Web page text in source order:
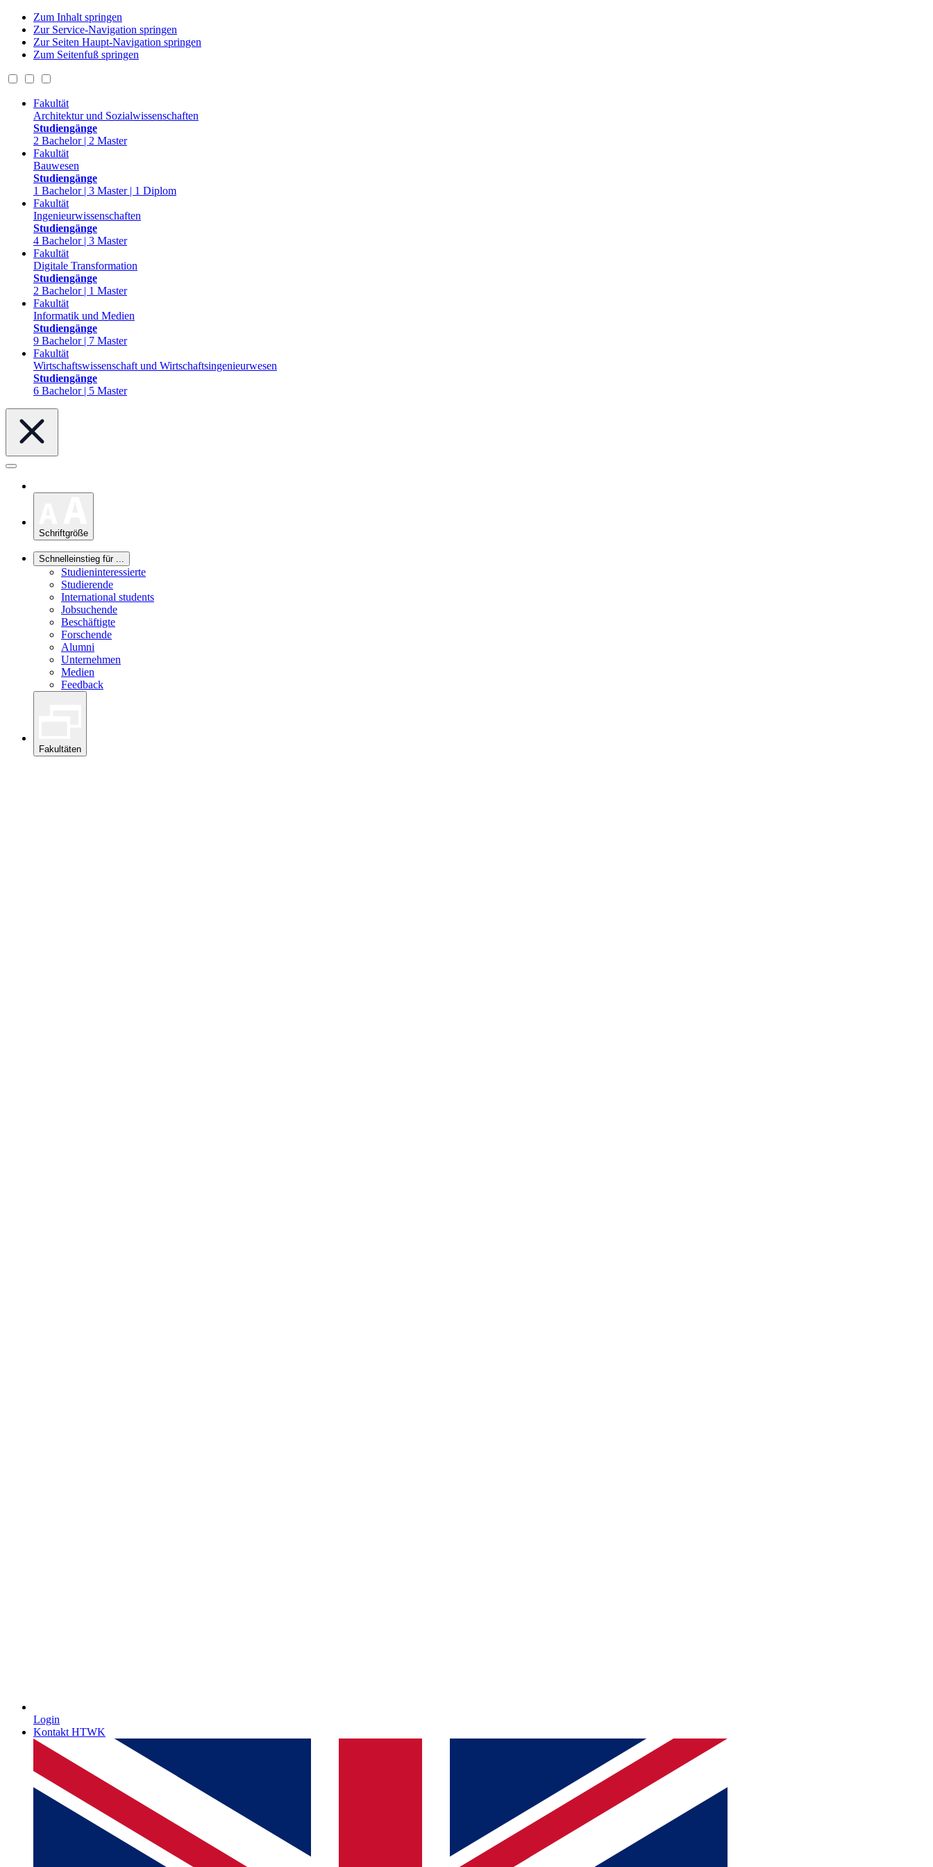
Zum Inhalt springen
Zur Service-Navigation springen
Zur Seiten Haupt-Navigation springen
Zum Seitenfuß springen
Fakultät
Architektur und Sozialwissenschaften
Studiengänge
2 Bachelor | 2 Master
Fakultät
Bauwesen
Studiengänge
1 Bachelor | 3 Master | 1 Diplom
Fakultät
Ingenieurwissenschaften
Studiengänge
4 Bachelor | 3 Master
Fakultät
Digitale Transformation
Studiengänge
2 Bachelor | 1 Master
Fakultät
Informatik und Medien
Studiengänge
9 Bachelor | 7 Master
Fakultät
Wirtschaftswissenschaft und Wirtschaftsingenieurwesen
Studiengänge
6 Bachelor | 5 Master
Schriftgröße
Schnelleinstieg für ...
Studieninteressierte
Studierende
International students
Jobsuchende
Beschäftigte
Forschende
Alumni
Unternehmen
Medien
Feedback
Fakultäten
Login
Kontakt HTWK